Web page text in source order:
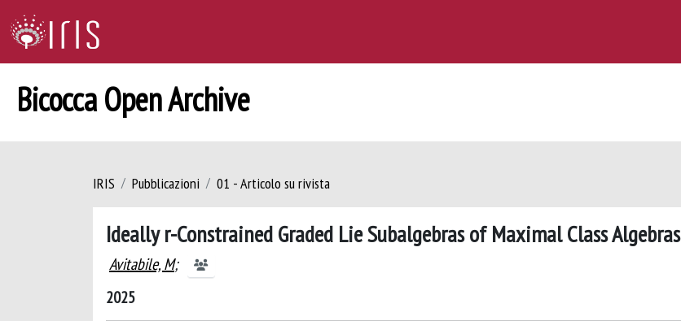
Bicocca Open Archive
IRIS Pubblicazioni 01 - Articolo su rivista
Ideally r-Constrained Graded Lie Subalgebras of Maximal Class Algebras
Avitabile, M;
2025